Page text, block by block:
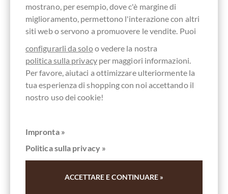
Scrivi la prima recensione e aiuta gli altri clienti. Grazie
per il vostro sostegno.
Ihre Meinung
Riassunto
Scrivi valutazione
mostrano, per esempio, dove c'è margine di
miglioramento, permettono l'interazione con altri
siti web o servono a promuovere le vendite. Puoi
configurarli da soloo vedere la nostra
politica sulla privacyper maggiori informazioni.
Per favore, aiutaci a ottimizzare ulteriormente la
tua esperienza di shopping con noi accettando il
nostro uso dei cookie!
Impronta »
Politica sulla privacy »
ACCETTARE E CONTINUARE »